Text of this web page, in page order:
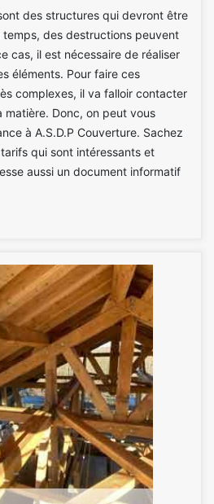
des structures qui devront être
des destructions peuvent
cas, il est nécessaire de réaliser
éléments. Pour faire ces
complexes, il va falloir contacter
matière. Donc, on peut vous
à A.S.D.P Couverture. Sachez
qui sont intéressants et
aussi un document informatif